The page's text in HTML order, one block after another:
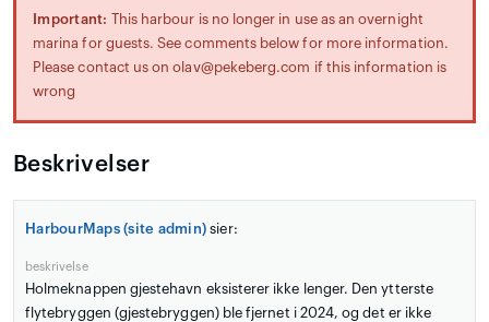
Important:
This harbour is no longer in use as an overnight
marina for guests. See comments below for more information.
Please contact us on olav@pekeberg.com if this information is
wrong
Beskrivelser
HarbourMaps (site admin) sier:
beskrivelse
Holmeknappen gjestehavn eksisterer ikke lenger. Den ytterste
flytebryggen (gjestebryggen) ble fjernet i 2024, og det er ikke